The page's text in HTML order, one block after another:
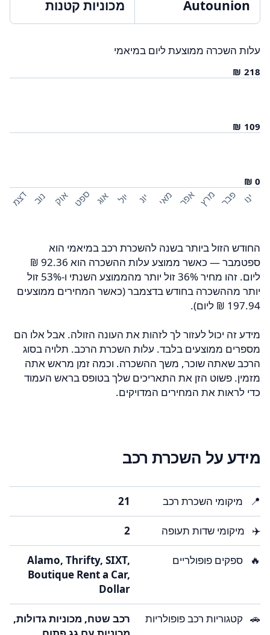
Autounion מכוניות קטנות
עלות השכרה ממוצעת ליום במיאמי
ינו פבר מרץ אפר מאי יונ יול אוג ספט אוק נוב דצמ
החודש הזול ביותר בשנה להשכרת רכב במיאמי הוא
ספטמבר — כאשר ממוצע עלות ההשכרה הוא ‏92.36 ‏₪
ליום. זהו מחיר 36% זול יותר מהממוצע השנתי ו-53% זול
יותר מההשכרה בחודש בדצמבר (כאשר המחירים ממוצעים
מידע זה יכול לעזור לך לזהות את העונה הזולה. אבל אלו הם
מספרים ממוצעים בלבד. עלות השכרת הרכב. תלויה בסוג
הרכב שאתה שוכר, משך ההשכרה. וכמה זמן מראש אתה
מזמין. פשוט הזן את התאריכים שלך בטופס בראש העמוד
כדי לראות את המחירים המדויקים.
מידע על השכרת רכב
📍 מיקומי השכרת רכב 21
✈️ מיקומי שדות תעופה 2
🔥 ספקים פופולריים
Alamo, Thrifty, SIXT,
Boutique Rent a Car,
Dollar
🚗 קטגוריות רכב פופולריות
רכב שטח, מכוניות גדולות,